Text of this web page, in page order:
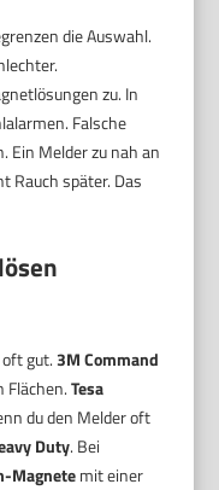
die Auswahl.
zu. In
Falsche
Ein Melder zu nah an
Rauch später. Das
oft gut.3M Command
Flächen.Tesa
du den Melder oft
Duty. Bei
Magnetemit einer